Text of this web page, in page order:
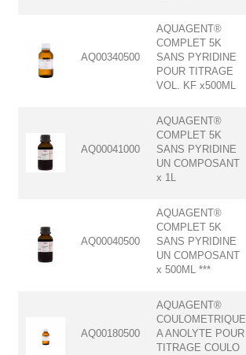
AQ00340500
AQUAGENT®
COMPLET 5K
SANS PYRIDINE
POUR TITRAGE
VOL. KF x500ML
AQ00041000
AQUAGENT®
COMPLET 5K
SANS PYRIDINE
UN COMPOSANT
x 1L
AQ00040500
AQUAGENT®
COMPLET 5K
SANS PYRIDINE
UN COMPOSANT
x 500ML ***
AQ00180500
AQUAGENT®
COULOMETRIQUE
A ANOLYTE POUR
TITRAGE COULO